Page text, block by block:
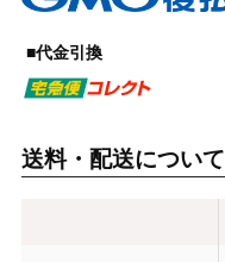
■代金引換
送料・配送について